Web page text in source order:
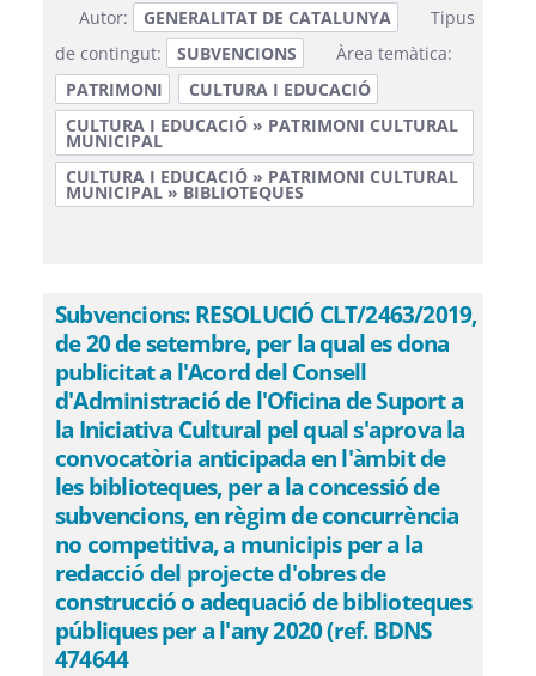
Autor:
GENERALITAT DE CATALUNYA
Tipus
de contingut:
SUBVENCIONS
Àrea temàtica:
PATRIMONI
CULTURA I EDUCACIÓ
CULTURA I EDUCACIÓ » PATRIMONI CULTURAL
MUNICIPAL
CULTURA I EDUCACIÓ » PATRIMONI CULTURAL
MUNICIPAL » BIBLIOTEQUES
Subvencions: RESOLUCIÓ CLT/2463/2019,
de 20 de setembre, per la qual es dona
publicitat a l'Acord del Consell
d'Administració de l'Oficina de Suport a
la Iniciativa Cultural pel qual s'aprova la
convocatòria anticipada en l'àmbit de
les biblioteques, per a la concessió de
subvencions, en règim de concurrència
no competitiva, a municipis per a la
redacció del projecte d'obres de
construcció o adequació de biblioteques
públiques per a l'any 2020 (ref. BDNS
474644